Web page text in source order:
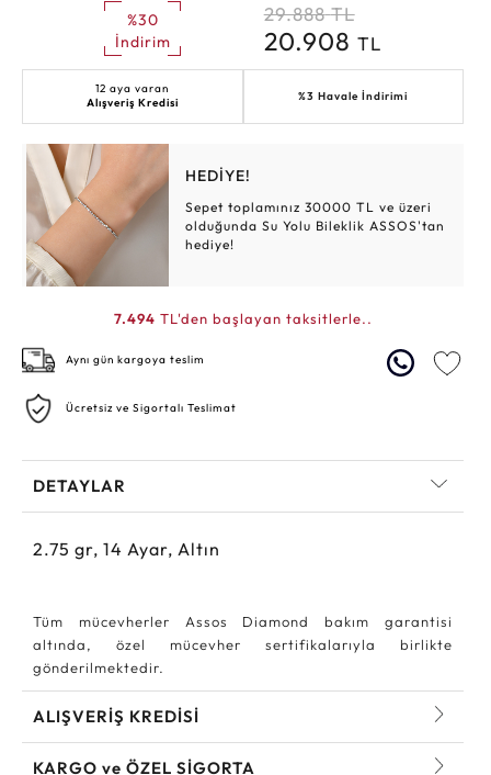
%30
İndirim
29.888 TL
20.908 TL
12 aya varan
Alışveriş Kredisi
%3 Havale İndirimi
HEDİYE!
Sepet toplamınız 30000 TL ve üzeri
olduğunda Su Yolu Bileklik ASSOS'tan
hediye!
7.494 TL'den başlayan taksitlerle..
Aynı gün kargoya teslim
Ücretsiz ve Sigortalı Teslimat
DETAYLAR
2.75 gr, 14 Ayar, Altın
Tüm mücevherler Assos Diamond bakım garantisi
altında, özel mücevher sertifikalarıyla birlikte
gönderilmektedir.
ALIŞVERİŞ KREDİSİ
KARGO ve ÖZEL SİGORTA